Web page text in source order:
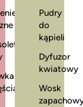
Pudry
do
kąpieli
Dyfuzor
kwiatowy
Wosk